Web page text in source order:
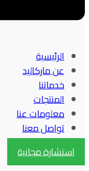
الرئيسية
عن ماركاليد
خدماتنا
المنتجات
معلومات عنا
تواصل معنا
استشارة مجانية